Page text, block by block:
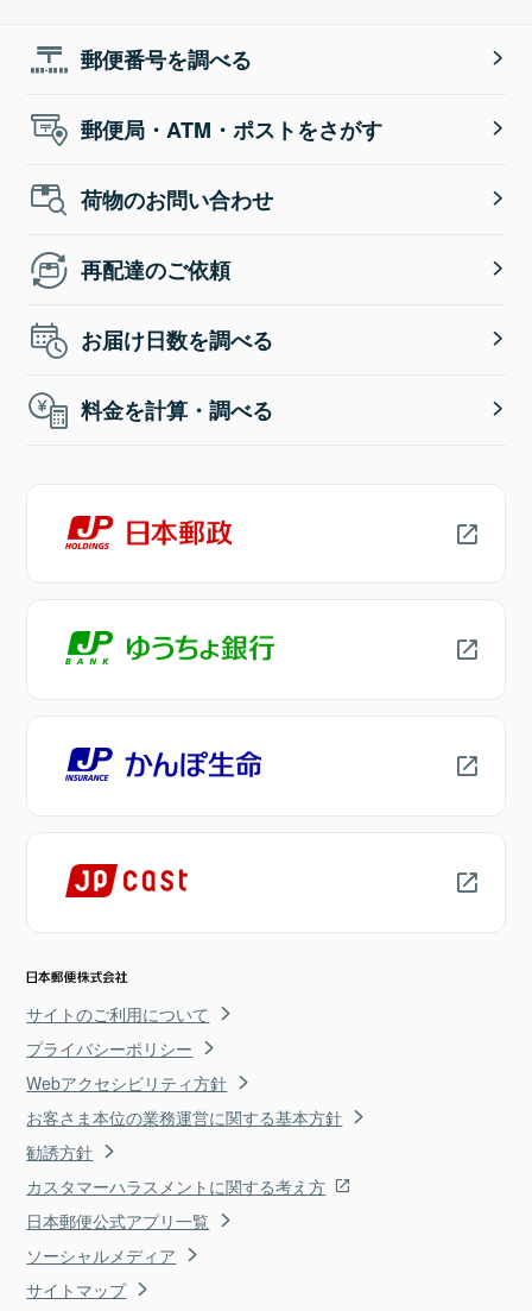
郵便番号を調べる
郵便局・ATM・ポストをさがす
荷物のお問い合わせ
再配達のご依頼
お届け日数を調べる
料金を計算・調べる
サイトのご利用について
プライバシーポリシー
Webアクセシビリティ方針
お客さま本位の業務運営に関する基本方針
勧誘方針
カスタマーハラスメントに関する考え方
日本郵便公式アプリ一覧
ソーシャルメディア
サイトマップ